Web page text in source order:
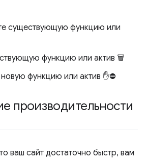
существующую функцию или
функцию или актив 🗑️
функцию или актив ✋⛔
производительности
ваш сайт достаточно быстр, вам